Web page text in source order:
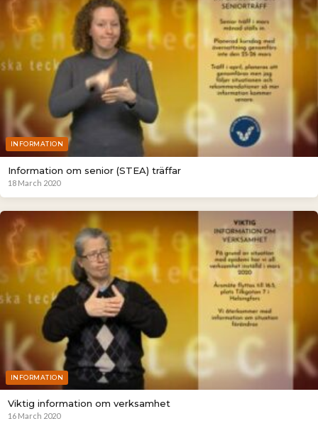
INFORMATION
Information om senior (STEA) träffar
18 March 2020
INFORMATION
Viktig information om verksamhet
16 March 2020